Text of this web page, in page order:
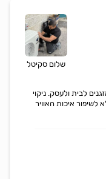
שלום סקיטל
לבית ולעסק. ניקוי
לשיפור איכות האוויר